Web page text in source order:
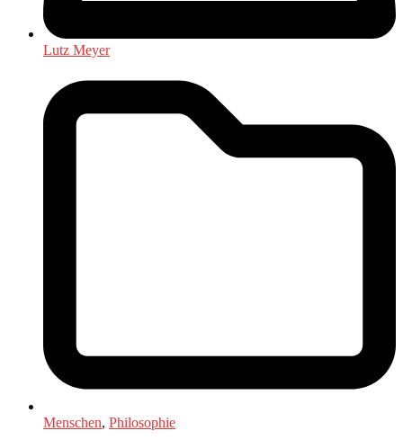
Lutz Meyer
Menschen, Philosophie